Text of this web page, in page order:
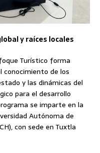
y raíces locales
Turístico forma
conocimiento de los
y las dinámicas del
para el desarrollo
se imparte en la
Autónoma de
con sede en Tuxtla